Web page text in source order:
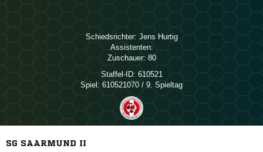
Schiedsrichter:  
Assistenten:
Zuschauer: 80
Staffel-ID: 610521
Spiel: 610521070 / 9. Spieltag
SG SAARMUND II